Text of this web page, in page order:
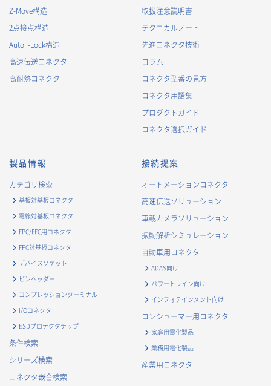
Z-Move構造
2点接点構造
Auto I-Lock構造
高速伝送コネクタ
高耐熱コネクタ
取扱注意説明書
テクニカルノート
先進コネクタ技術
コラム
コネクタ型番の見方
コネクタ用語集
プロダクトガイド
コネクタ選択ガイド
製品情報
カテゴリ検索
基板対基板コネクタ
電線対基板コネクタ
FPC/FFC用コネクタ
FPC対基板コネクタ
デバイスソケット
ピンヘッダー
コンプレッションターミナル
I/Oコネクタ
ESDプロテクタチップ
条件検索
シリーズ検索
コネクタ嵌合検索
接続提案
オートメーションコネクタ
高速伝送ソリューション
車載カメラソリューション
振動解析シミュレーション
自動車用コネクタ
ADAS向け
パワートレイン向け
インフォテインメント向け
コンシューマー用コネクタ
家庭用電化製品
業務用電化製品
産業用コネクタ